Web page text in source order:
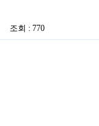
조회 : 770